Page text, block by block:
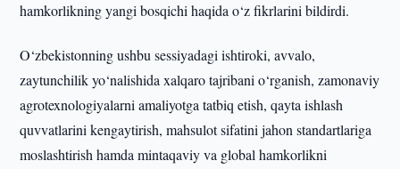
hamkorlikning yangi bosqichi haqida o‘z fikrlarini bildirdi.
O‘zbekistonning ushbu sessiyadagi ishtiroki, avvalo,
zaytunchilik yo‘nalishida xalqaro tajribani o‘rganish, zamonaviy
agrotexnologiyalarni amaliyotga tatbiq etish, qayta ishlash
quvvatlarini kengaytirish, mahsulot sifatini jahon standartlariga
moslashtirish hamda mintaqaviy va global hamkorlikni